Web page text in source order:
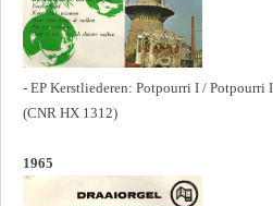
- EP Kerstliederen: Potpourri I / Potpourri
(CNR HX 1312)
1965